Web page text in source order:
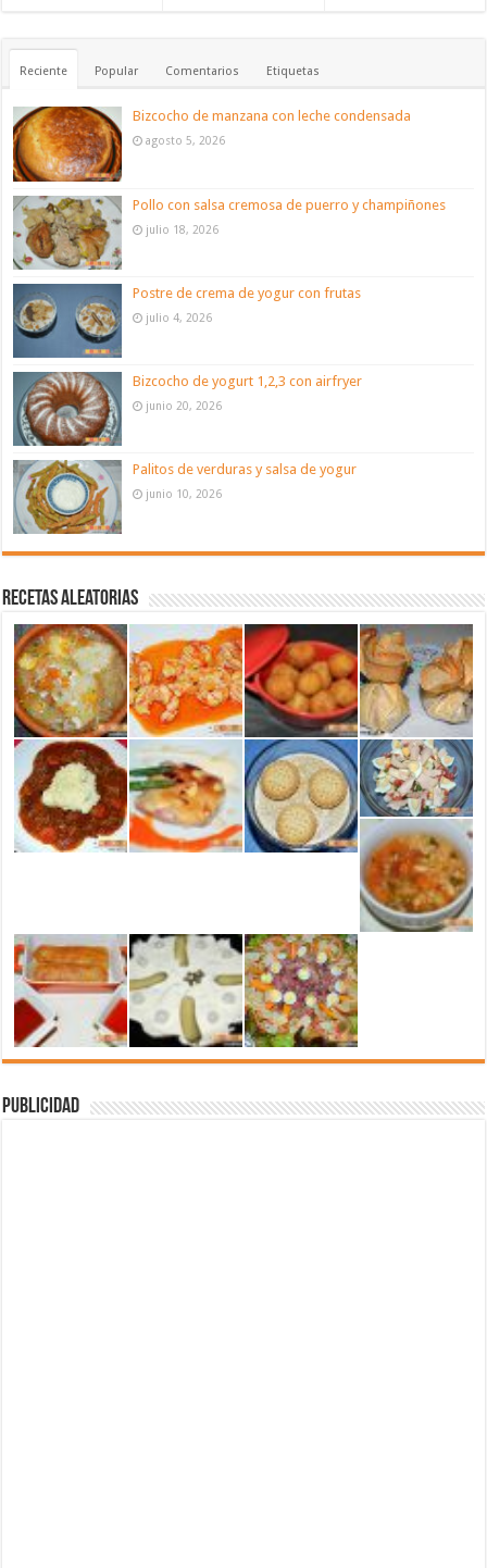
Reciente Popular Comentarios Etiquetas
Bizcocho de manzana con leche condensada
agosto 5, 2026
Pollo con salsa cremosa de puerro y champiñones
julio 18, 2026
Postre de crema de yogur con frutas
julio 4, 2026
Bizcocho de yogurt 1,2,3 con airfryer
junio 20, 2026
Palitos de verduras y salsa de yogur
junio 10, 2026
Recetas aleatorias
Publicidad